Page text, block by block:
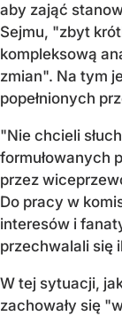
aby zająć
Sejmu, "zbyt
kompleksową
zmian". Na tym
popełnionych
"Nie chcieli
formułowanych
przez
Do pracy w
interesów i
przechwalali się
W tej sytuacji,
zachowały się